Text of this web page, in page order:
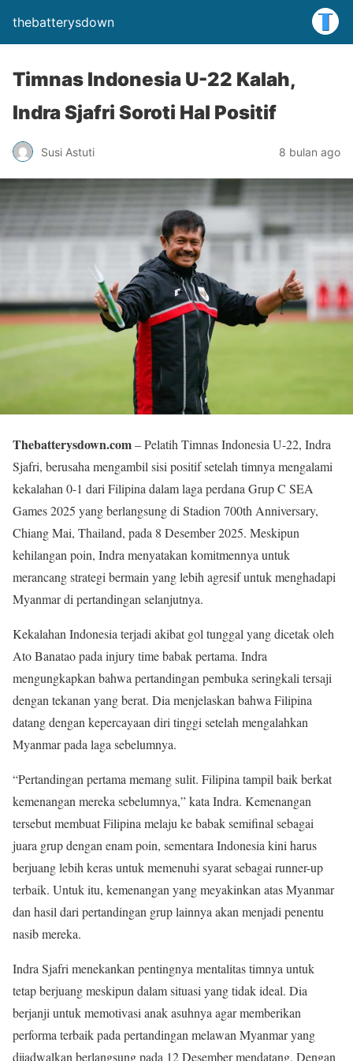
thebatterysdown
Timnas Indonesia U-22 Kalah,
Indra Sjafri Soroti Hal Positif
Susi Astuti 8 bulan ago
Thebatterysdown.com– Pelatih Timnas Indonesia U-22, Indra
Sjafri, berusaha mengambil sisi positif setelah timnya mengalami
kekalahan 0-1 dari Filipina dalam laga perdana Grup C SEA
Games 2025 yang berlangsung di Stadion 700th Anniversary,
Chiang Mai, Thailand, pada 8 Desember 2025. Meskipun
kehilangan poin, Indra menyatakan komitmennya untuk
merancang strategi bermain yang lebih agresif untuk menghadapi
Myanmar di pertandingan selanjutnya.
Kekalahan Indonesia terjadi akibat gol tunggal yang dicetak oleh
Ato Banatao pada injury time babak pertama. Indra
mengungkapkan bahwa pertandingan pembuka seringkali tersaji
dengan tekanan yang berat. Dia menjelaskan bahwa Filipina
datang dengan kepercayaan diri tinggi setelah mengalahkan
Myanmar pada laga sebelumnya.
“Pertandingan pertama memang sulit. Filipina tampil baik berkat
kemenangan mereka sebelumnya,” kata Indra. Kemenangan
tersebut membuat Filipina melaju ke babak semifinal sebagai
juara grup dengan enam poin, sementara Indonesia kini harus
berjuang lebih keras untuk memenuhi syarat sebagai runner-up
terbaik. Untuk itu, kemenangan yang meyakinkan atas Myanmar
dan hasil dari pertandingan grup lainnya akan menjadi penentu
nasib mereka.
Indra Sjafri menekankan pentingnya mentalitas timnya untuk
tetap berjuang meskipun dalam situasi yang tidak ideal. Dia
berjanji untuk memotivasi anak asuhnya agar memberikan
performa terbaik pada pertandingan melawan Myanmar yang
dijadwalkan berlangsung pada 12 Desember mendatang. Dengan